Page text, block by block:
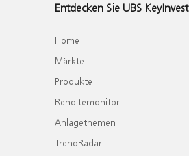
Entdecken Sie UBS KeyInvest
Home
Märkte
Produkte
Renditemonitor
Anlagethemen
TrendRadar